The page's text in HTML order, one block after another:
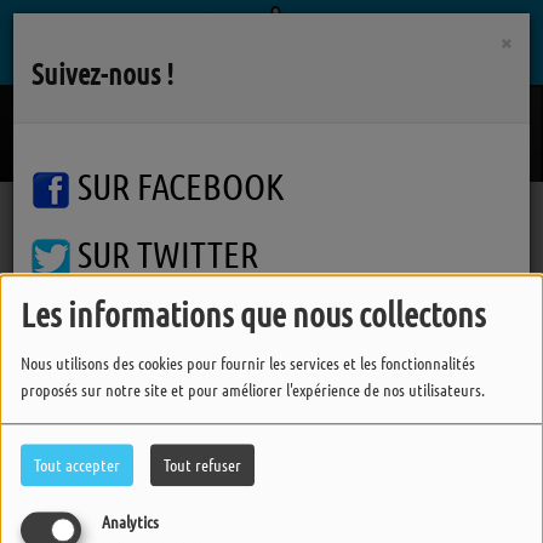
Les informations que nous collectons
Nous utilisons des cookies pour fournir les services et les fonctionnalités
proposés sur notre site et pour améliorer l'expérience de nos utilisateurs.
Tout accepter Tout refuser
Analytics
Podcasts Accords D'accordéons
Accords d'Accordéons
×
Suivez-nous !
SUR FACEBOOK
SUR TWITTER
SUR INSTAGRAM